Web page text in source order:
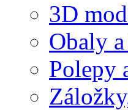
3D
Obaly
Polepy